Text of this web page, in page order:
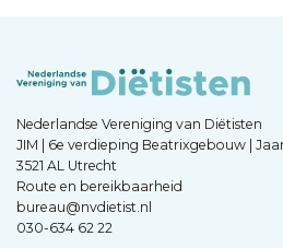
Nederlandse Vereniging van Diëtisten
JIM | 6e verdieping Beatrixgebouw |
3521 AL Utrecht
Route en bereikbaarheid
bureau@nvdietist.nl
030-634 62 22